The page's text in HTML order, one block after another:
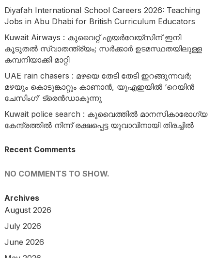
Diyafah International School Careers 2026: Teaching
Jobs in Abu Dhabi for British Curriculum Educators
Kuwait Airways : കുവൈറ്റ് എയർവേയ്‌സിന് ഇനി
കൂടുതൽ സ്വാതന്ത്ര്യം; സർക്കാർ ഉടമസ്ഥതയിലുള്ള
കമ്പനിയാക്കി മാറ്റി
UAE rain chasers : മഴയെ തേടി തേടി ഇറങ്ങുന്നവർ;
മഴയും കൊടുങ്കാറ്റും കാണാൻ, യുഎഇയിൽ ‘റെയിൻ
ചേസിംഗ്’ ട്രെൻഡാകുന്നു
Kuwait police search : കുവൈത്തിൽ മാനസികാരോഗ്യ
കേന്ദ്രത്തിൽ നിന്ന് രക്ഷപ്പെട്ട യുവാവിനായി തിരച്ചിൽ
Recent Comments
NO COMMENTS TO SHOW.
Archives
August 2026
July 2026
June 2026